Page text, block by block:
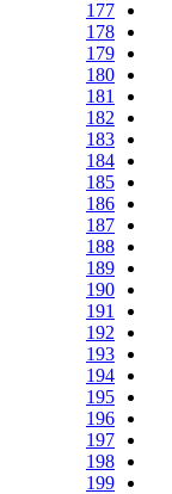
177
178
179
180
181
182
183
184
185
186
187
188
189
190
191
192
193
194
195
196
197
198
199